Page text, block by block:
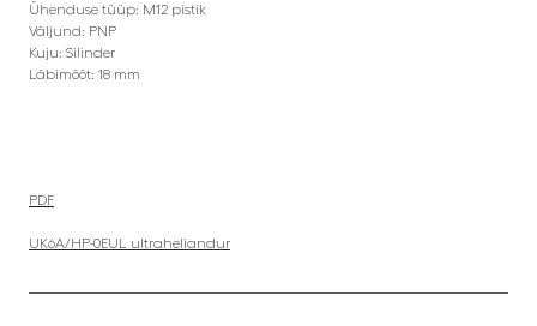
Ühenduse tüüp: M12 pistik
Väljund: PNP
Kuju: Silinder
Läbimõõt: 18 mm
PDF
UK6A/HP-0EUL ultraheliandur